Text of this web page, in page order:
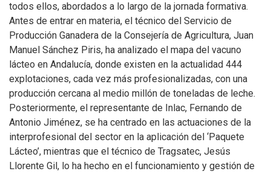
todos ellos, abordados a lo largo de la jornada formativa.
Antes de entrar en materia, el técnico del Servicio de
Producción Ganadera de la Consejería de Agricultura, Juan
Manuel Sánchez Piris, ha analizado el mapa del vacuno
lácteo en Andalucía, donde existen en la actualidad 444
explotaciones, cada vez más profesionalizadas, con una
producción cercana al medio millón de toneladas de leche.
Posteriormente, el representante de Inlac, Fernando de
Antonio Jiménez, se ha centrado en las actuaciones de la
interprofesional del sector en la aplicación del ‘Paquete
Lácteo’, mientras que el técnico de Tragsatec, Jesús
Llorente Gil, lo ha hecho en el funcionamiento y gestión de